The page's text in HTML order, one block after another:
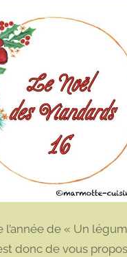
de « Un
donc de vous